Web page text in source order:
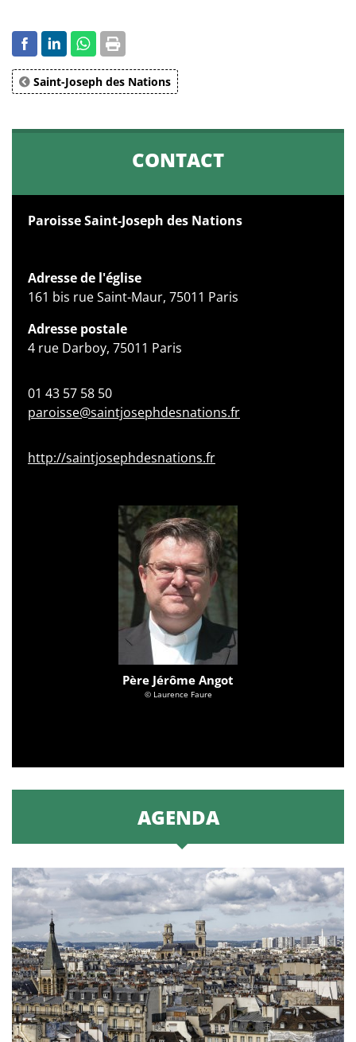
Saint-Joseph des Nations
CONTACT
Paroisse Saint-Joseph des Nations
Adresse de l'église
161 bis rue Saint-Maur, 75011 Paris
Adresse postale
4 rue Darboy, 75011 Paris
01 43 57 58 50
paroisse@saintjosephdesnations.fr
http://saintjosephdesnations.fr
Père Jérôme Angot
© Laurence Faure
AGENDA